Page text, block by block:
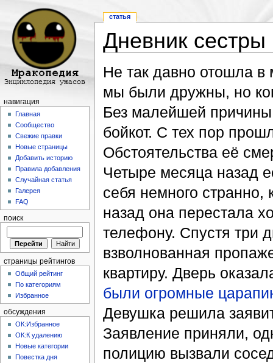
Дневник сестры
Не так давно отошла
мы были дружны, но
Без малейшей
бойкот. С тех пор
Обстоятельства её
Четыре месяца назад
себя немного
назад она перестала
телефону. Спустя три
взволнованная
квартиру. Дверь
были огромные
Девушка решила
Заявление приняли,
полицию вызвали
статья
навигация
Главная
Сообщество
Свежие правки
Новые страницы
Добавить историю
Правила добавления
Случайная статья
Галерея
FAQ
поиск
страницы рейтингов
Общий рейтинг
По категориям
Избранное
обсуждения
ОК:Избранное
ОК:К удалению
Новые категории
Повестка дня